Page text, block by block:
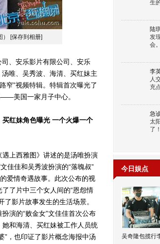
[保存到相册]
、安乐影片有限公司、安乐
唯、吴秀波、海清、买红妹主
窄”视频特辑。特辑首次曝光了
美国一家月子中心。
红妹角色曝光 一个火爆一个
西雅图》讲述的是汤唯扮演
文佳佳和吴秀波扮演的“落魄叔”
爱情奇遇故事。此次公布的视
了了片中三个女人间的“恩怨情
了影片故事发生的生活场景。
演的“败金女”文佳佳首次公布
她和海清、买红妹被工作人员统
”，也印证了影片概念海报中汤
生
陆
发
会
李
人
充
急
太
了！
今日娱点
吴奇隆包揽行